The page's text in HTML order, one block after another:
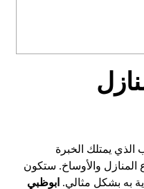
الذي يمتلك الخبرة
المنازل والأوساخ. ستكون
به بشكل مثالي. ابوظبي